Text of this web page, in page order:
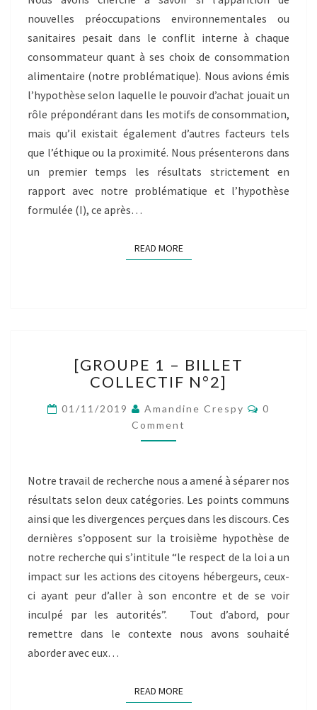
nouvelles préoccupations environnementales ou
sanitaires pesait dans le conflit interne à chaque
consommateur quant à ses choix de consommation
alimentaire (notre problématique). Nous avions émis
l’hypothèse selon laquelle le pouvoir d’achat jouait un
rôle prépondérant dans les motifs de consommation,
mais qu’il existait également d’autres facteurs tels
que l’éthique ou la proximité. Nous présenterons dans
un premier temps les résultats strictement en
rapport avec notre problématique et l’hypothèse
formulée (I), ce après…
READ MOREREAD MORE
1
–
COLLECTIF
N°2]
[GROUPE 1 – BILLET
COLLECTIF N°2]
01/11/2019 Amandine Crespy
0
Comment
Notre travail de recherche nous a amené à séparer nos
résultats selon deux catégories. Les points communs
ainsi que les divergences perçues dans les discours. Ces
dernières s’opposent sur la troisième hypothèse de
notre recherche qui s’intitule “le respect de la loi a un
impact sur les actions des citoyens hébergeurs, ceux-
ci ayant peur d’aller à son encontre et de se voir
inculpé par les autorités”. Tout d’abord, pour
remettre dans le contexte nous avons souhaité
aborder avec eux…
READ MOREREAD MORE